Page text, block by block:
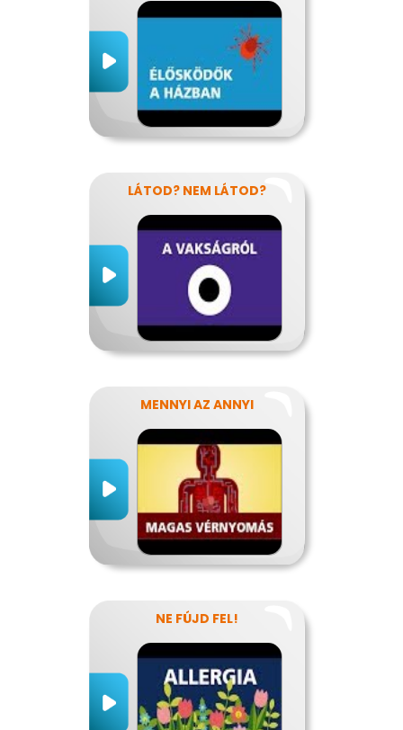
LÁTOD? NEM LÁTOD?
MENNYI AZ ANNYI
NE FÚJD FEL!